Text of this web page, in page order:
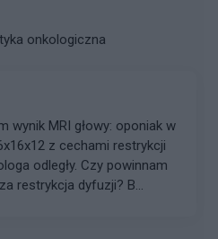
onkologiczna
wynik MRI głowy: oponiak w
z cechami restrykcji
odległy. Czy powinnam
restrykcja dyfuzji? B...